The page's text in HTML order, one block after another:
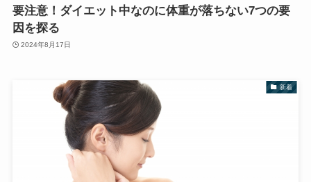
要注意！ダイエット中なのに体重が落ちない7つの要
因を探る
2024年8月17日
新着